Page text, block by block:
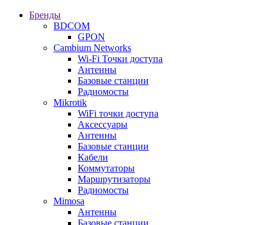
Бренды
BDCOM
GPON
Cambium Networks
Wi-Fi Точки доступа
Антенны
Базовые станции
Радиомосты
Mikrotik
WiFi точки доступа
Аксессуары
Антенны
Базовые станции
Кабели
Коммутаторы
Маршрутизаторы
Радиомосты
Mimosa
Антенны
Базовые станции